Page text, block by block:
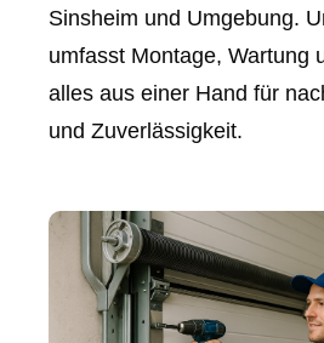
Sinsheim und Umgebung.
umfasst Montage, Wartung
alles aus einer Hand für
und Zuverlässigkeit.